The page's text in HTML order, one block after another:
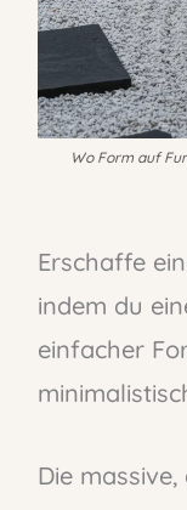
Wo Form auf
Erschaffe
indem du
einfacher
Die